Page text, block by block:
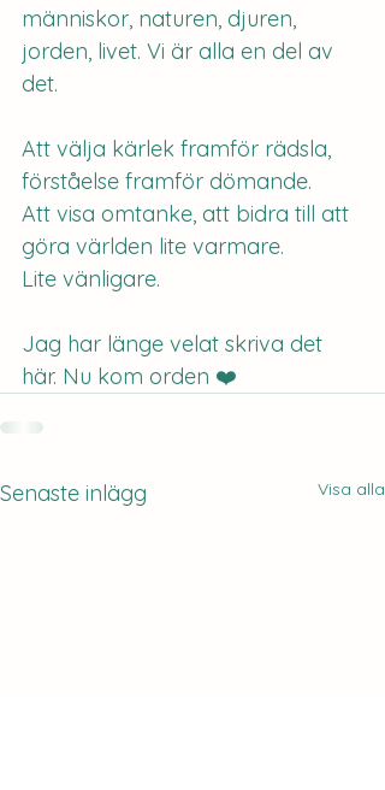
människor, naturen, djuren,
jorden, livet. Vi är alla en del av
det.
Att välja kärlek framför rädsla,
förståelse framför dömande.
Att visa omtanke, att bidra till att
göra världen lite varmare.
Lite vänligare.
Jag har länge velat skriva det
här. Nu kom orden ❤️
Senaste inlägg Visa alla